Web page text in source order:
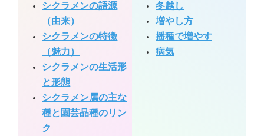
シクラメンの語源
（由来）
シクラメンの特徴
（魅力）
シクラメンの生活形
と形態
シクラメン属の主な
種と園芸品種のリン
ク
冬越し
増やし方
播種で増やす
病気